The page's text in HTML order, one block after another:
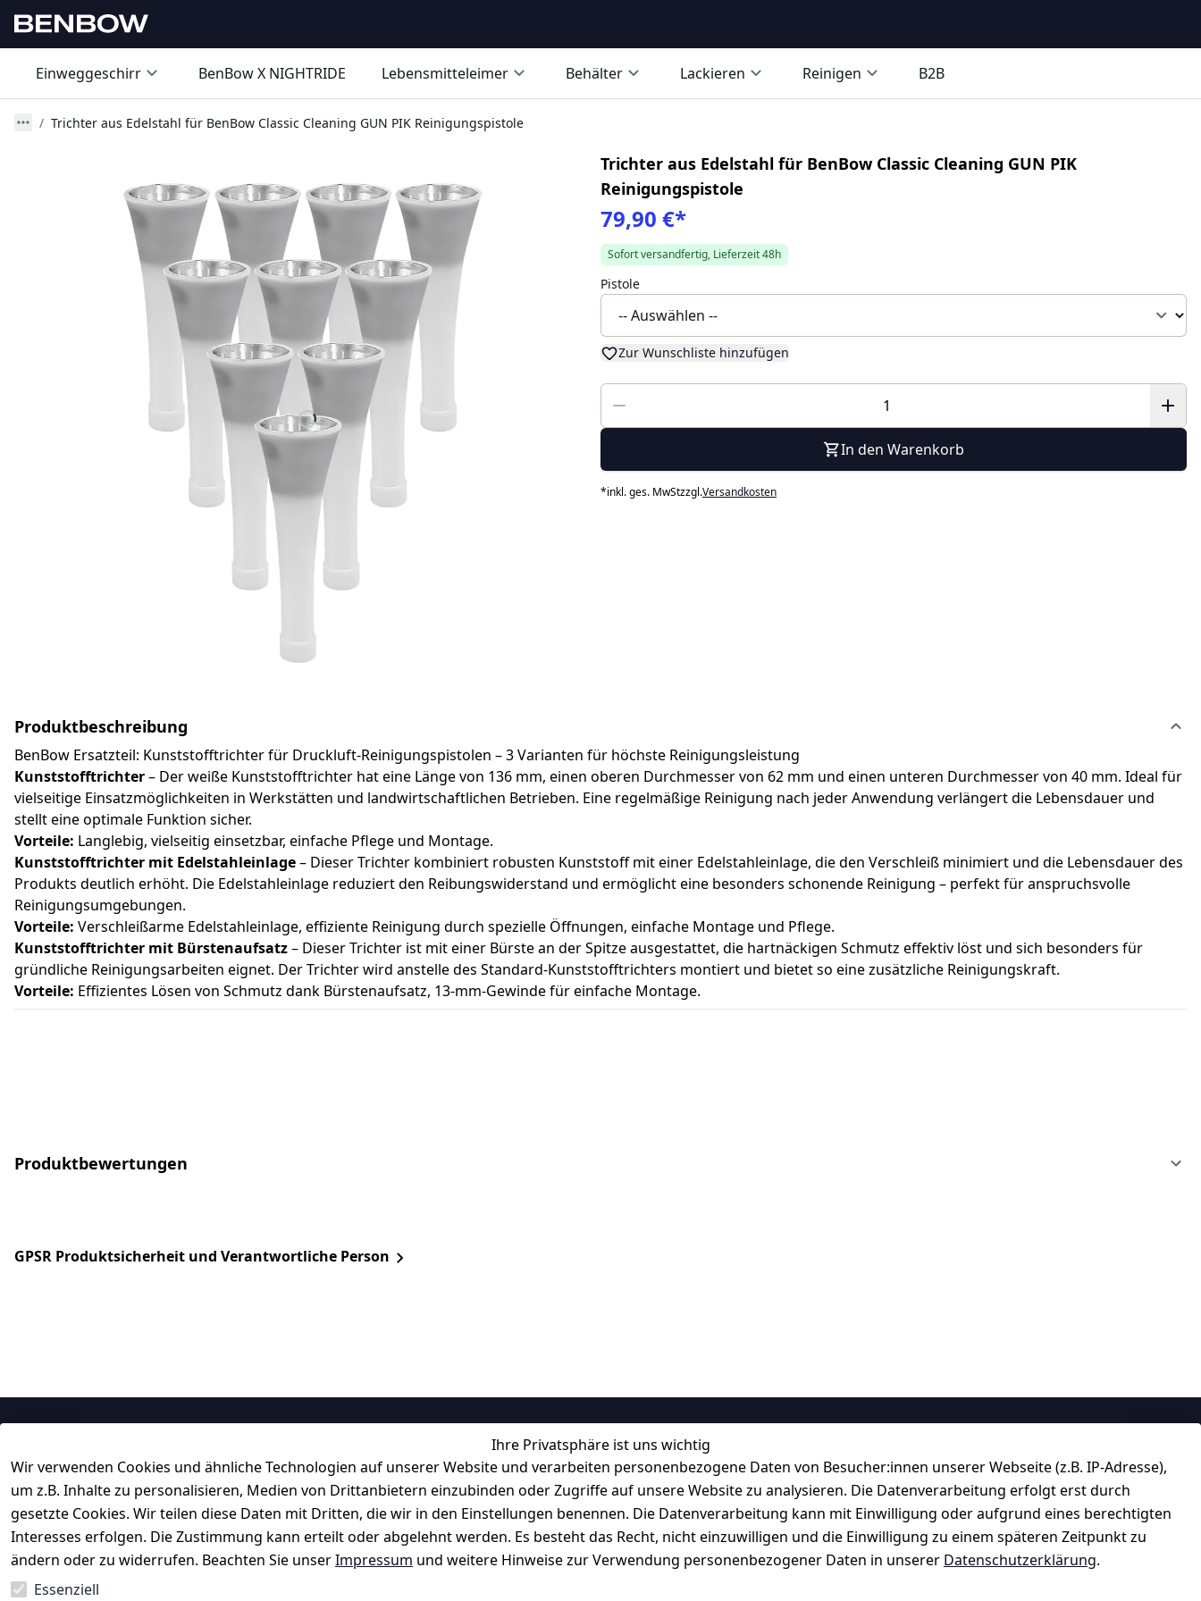
Einweggeschirr BenBow X NIGHTRIDE Lebensmitteleimer Behälter Lackieren Reinigen B2B
Trichter aus Edelstahl für BenBow Classic Cleaning GUN PIK Reinigungspistole
Trichter aus Edelstahl für BenBow Classic Cleaning GUN PIK
Reinigungspistole
79,90 €*
Sofort versandfertig, Lieferzeit 48h
Pistole
Zur Wunschliste hinzufügen
In den Warenkorb
*inkl. ges. MwStzzgl.Versandkosten
Produktbeschreibung
BenBow Ersatzteil: Kunststofftrichter für Druckluft-Reinigungspistolen – 3 Varianten für höchste Reinigungsleistung
Kunststofftrichter– Der weiße Kunststofftrichter hat eine Länge von 136 mm, einen oberen Durchmesser von 62 mm und einen unteren Durchmesser von 40 mm. Ideal für
vielseitige Einsatzmöglichkeiten in Werkstätten und landwirtschaftlichen Betrieben. Eine regelmäßige Reinigung nach jeder Anwendung verlängert die Lebensdauer und
stellt eine optimale Funktion sicher.
Vorteile: Langlebig, vielseitig einsetzbar, einfache Pflege und Montage.
Kunststofftrichter mit Edelstahleinlage– Dieser Trichter kombiniert robusten Kunststoff mit einer Edelstahleinlage, die den Verschleiß minimiert und die Lebensdauer des
Produkts deutlich erhöht. Die Edelstahleinlage reduziert den Reibungswiderstand und ermöglicht eine besonders schonende Reinigung – perfekt für anspruchsvolle
Reinigungsumgebungen.
Vorteile: Verschleißarme Edelstahleinlage, effiziente Reinigung durch spezielle Öffnungen, einfache Montage und Pflege.
Kunststofftrichter mit Bürstenaufsatz– Dieser Trichter ist mit einer Bürste an der Spitze ausgestattet, die hartnäckigen Schmutz effektiv löst und sich besonders für
gründliche Reinigungsarbeiten eignet. Der Trichter wird anstelle des Standard-Kunststofftrichters montiert und bietet so eine zusätzliche Reinigungskraft.
Vorteile: Effizientes Lösen von Schmutz dank Bürstenaufsatz, 13-mm-Gewinde für einfache Montage.
Produktbewertungen
GPSR Produktsicherheit und Verantwortliche Person
Ihre Privatsphäre ist uns wichtig
Wir verwenden Cookies und ähnliche Technologien auf unserer Website und verarbeiten personenbezogene Daten von Besucher:innen unserer Webseite (z.B. IP-Adresse),
um z.B. Inhalte zu personalisieren, Medien von Drittanbietern einzubinden oder Zugriffe auf unsere Website zu analysieren. Die Datenverarbeitung erfolgt erst durch
gesetzte Cookies. Wir teilen diese Daten mit Dritten, die wir in den Einstellungen benennen. Die Datenverarbeitung kann mit Einwilligung oder aufgrund eines berechtigten
Interesses erfolgen. Die Zustimmung kann erteilt oder abgelehnt werden. Es besteht das Recht, nicht einzuwilligen und die Einwilligung zu einem späteren Zeitpunkt zu
ändern oder zu widerrufen. Beachten Sie unserImpressum und weitere Hinweise zur Verwendung personenbezogener Daten in unserer Datenschutzerklärung.
Essenziell
Impressum
Datenschutzerklärung
Barrierefreiheitserklärung
Widerrufsrecht
Kontakt
Registrieren
Rechnungskauf möglich. Kontakt
Informationen
Retourenlager:
Eichenallee 3, 06184
Kabelsketal
info@konsystem.de
★★★★☆
Top-Verkäufer
★★★★★